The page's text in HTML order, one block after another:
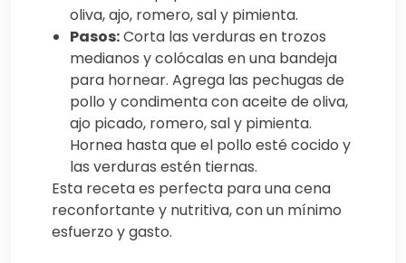
oliva, ajo, romero, sal y pimienta.
Pasos:Corta las verduras en trozos
medianos y colócalas en una bandeja
para hornear. Agrega las pechugas de
pollo y condimenta con aceite de oliva,
ajo picado, romero, sal y pimienta.
Hornea hasta que el pollo esté cocido y
las verduras estén tiernas.
Esta receta es perfecta para una cena
reconfortante y nutritiva, con un mínimo
esfuerzo y gasto.